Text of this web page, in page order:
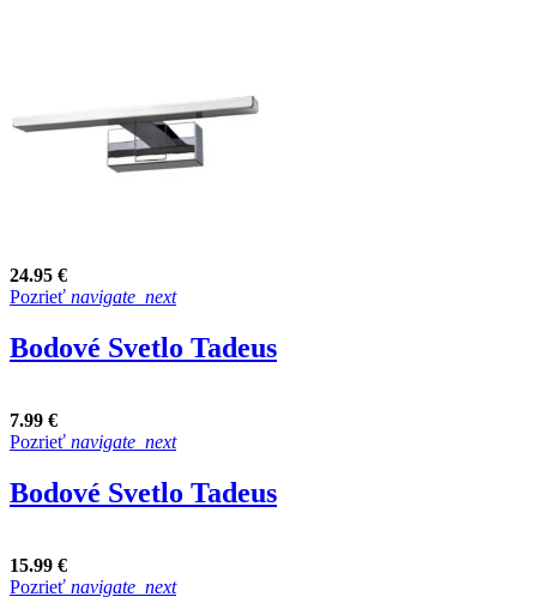
24.95 €
Pozrieť navigate_next
Bodové Svetlo Tadeus
7.99 €
Pozrieť navigate_next
Bodové Svetlo Tadeus
15.99 €
Pozrieť navigate_next